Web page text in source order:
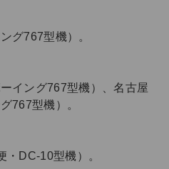
グ767型機）。
イング767型機）、名古屋
767型機）。
・DC-10型機）。